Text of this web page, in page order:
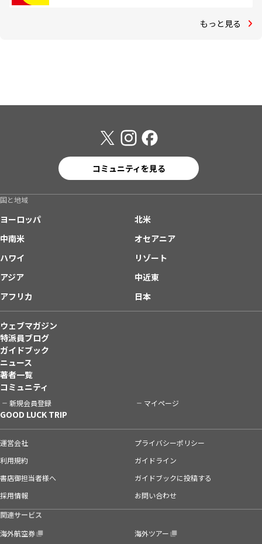
もっと見る
コミュニティを見る
国と地域
ヨーロッパ
北米
中南米
オセアニア
ハワイ
リゾート
アジア
中近東
アフリカ
日本
ウェブマガジン
特派員ブログ
ガイドブック
ニュース
著者一覧
コミュニティ
新規会員登録 マイページ
GOOD LUCK TRIP
運営会社
プライバシーポリシー
利用規約
ガイドライン
書店御担当者様へ
ガイドブックに投稿する
採用情報
お問い合わせ
関連サービス
海外航空券
海外ツアー